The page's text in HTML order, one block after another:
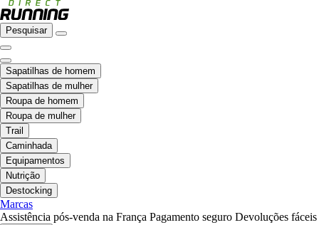
Pesquisar
Sapatilhas de homem
Sapatilhas de mulher
Roupa de homem
Roupa de mulher
Trail
Caminhada
Equipamentos
Nutrição
Destocking
Marcas
Assistência pós-venda na França Pagamento seguro Devoluções fáceis